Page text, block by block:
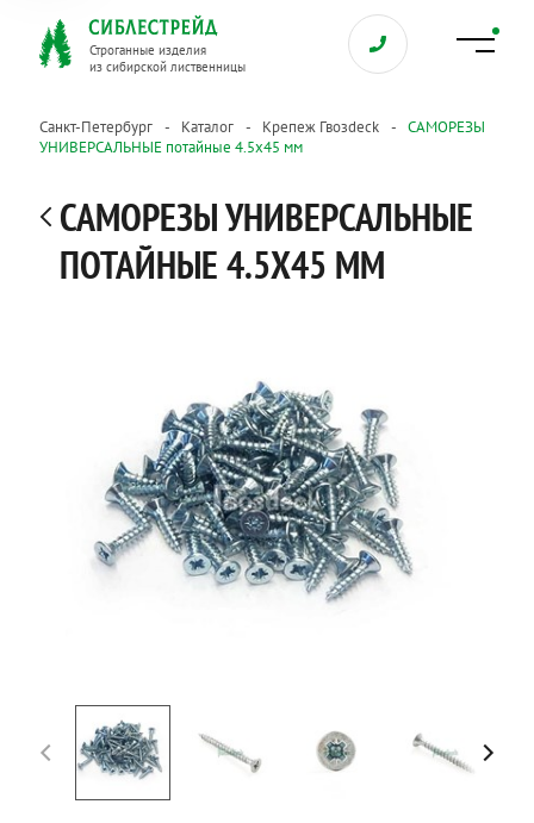
Строганные изделия
из сибирской лиственницы
Санкт-Петербург Каталог Крепеж Гвозdeck
САМОРЕЗЫ
УНИВЕРСАЛЬНЫЕ потайные 4.5х45 мм
САМОРЕЗЫ УНИВЕРСАЛЬНЫЕ
ПОТАЙНЫЕ 4.5Х45 ММ